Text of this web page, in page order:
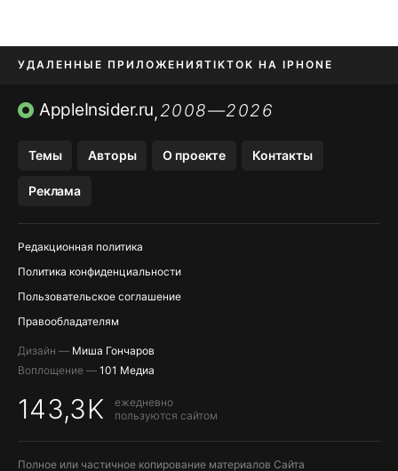
УДАЛЕННЫЕ ПРИЛОЖЕНИЯTIKTOK НА IPHONE
ПРИЛОЖЕНИЯ БЕЗ APP STORE
AppleInsider.ru,2008—2026
Темы Авторы О проекте Контакты
Реклама
Редакционная политика
Политика конфиденциальности
Пользовательское соглашение
Правообладателям
Дизайн — Миша Гончаров
Воплощение — 101 Медиа
143,3K
ежедневно
пользуются сайтом
Полное или частичное копирование материалов Сайта